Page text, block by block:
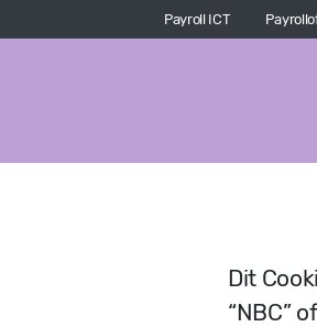
Payroll ICT
Dit
“NBC”